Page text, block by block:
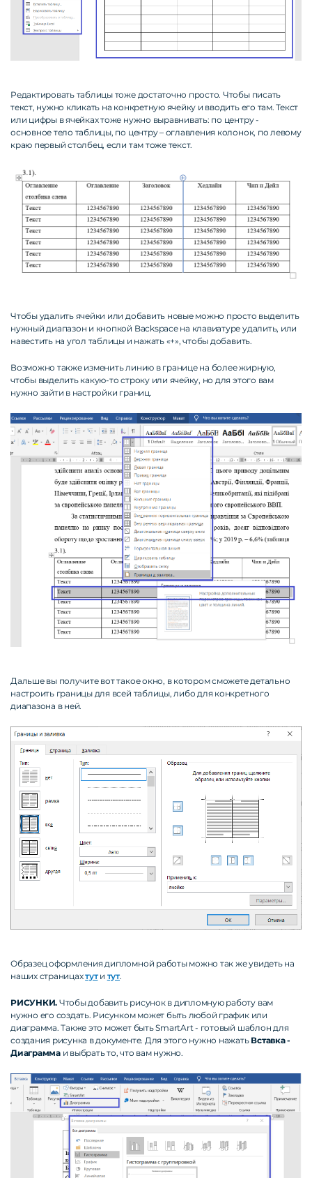
Редактировать таблицы тоже достаточно просто. Чтобы писать
текст, нужно кликать на конкретную ячейку и вводить его там. Текст
или цифры в ячейках тоже нужно выравнивать: по центру -
основное тело таблицы, по центру – оглавления колонок, по левому
краю первый столбец, если там тоже текст.
Чтобы удалить ячейки или добавить новые можно просто выделить
нужный диапазон и кнопкой Backspace на клавиатуре удалить, или
навестить на угол таблицы и нажать «+», чтобы добавить.
Возможно также изменить линию в границе на более жирную,
чтобы выделить какую-то строку или ячейку, но для этого вам
нужно зайти в настройки границ.
Дальше вы получите вот такое окно, в котором сможете детально
настроить границы для всей таблицы, либо для конкретного
диапазона в ней.
Образец оформления дипломной работы можно так же увидеть на
наших страницахтути тут.
РИСУНКИ. Чтобы добавить рисунок в дипломную работу вам
нужно его создать. Рисунком может быть любой график или
диаграмма. Также это может быть SmartArt - готовый шаблон для
создания рисунка в документе. Для этого нужно нажать Вставка -
Диаграммаи выбрать то, что вам нужно.